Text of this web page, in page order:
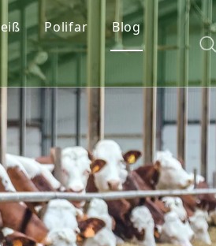
l Lysinhydrochlorid
L-Threonin
Vitamin D3-Pulver
Cholinchlorid
Monocalciumphosphat
Zitronensäure
Polifar
Wer wir sind
Qualitätserklärung
Service
Blog